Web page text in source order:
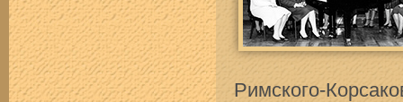
Римского-